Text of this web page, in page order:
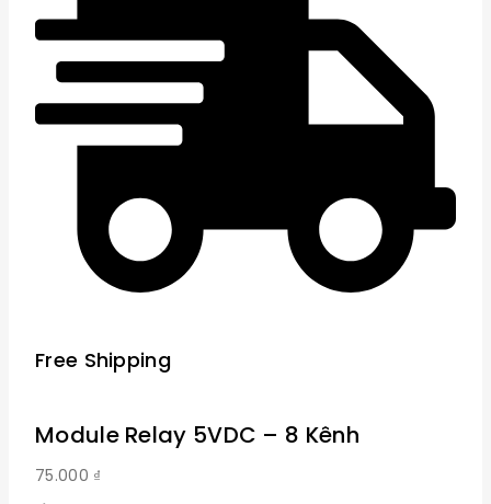
Free Shipping
Module Relay 5VDC – 8 Kênh
75.000 ₫